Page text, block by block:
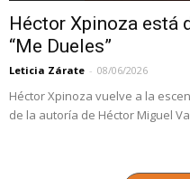
Héctor Xpinoza está
“Me Dueles”
Leticia Zárate - 08/06/2026
Héctor Xpinoza vuelve a la
de la autoría de Héctor Miguel